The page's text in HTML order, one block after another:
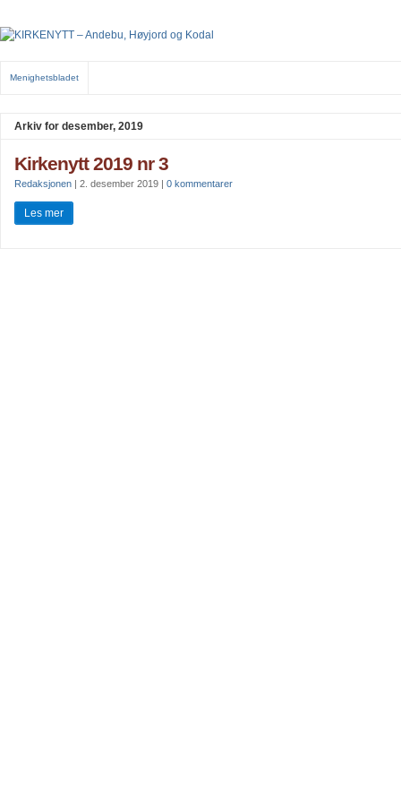
Menighetsbladet
Arkiv for desember, 2019
Kirkenytt 2019 nr 3
Redaksjonen | 2. desember 2019 | 0 kommentarer
Les mer